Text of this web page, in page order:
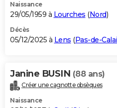
Naissance
29/05/1959 à Lourches (Nord)
Décès
05/12/2025 à Lens (Pas-de-
Janine BUSIN (88 ans)
Créer une cagnotte obsèques
Naissance